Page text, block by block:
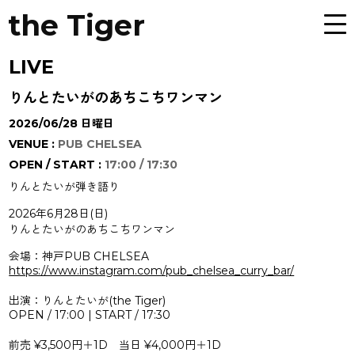
the Tiger
LIVE
りんとたいがのあちこちワンマン
2026/06/28 日曜日
VENUE : PUB CHELSEA
OPEN / START : 17:00 / 17:30
りんとたいが弾き語り
2026年6月28日(日)
りんとたいがのあちこちワンマン
会場：神戸PUB CHELSEA
https://www.instagram.com/pub_chelsea_curry_bar/
出演：りんとたいが(the Tiger)
OPEN / 17:00 | START / 17:30
前売 ¥3,500円＋1D 当日 ¥4,000円＋1D